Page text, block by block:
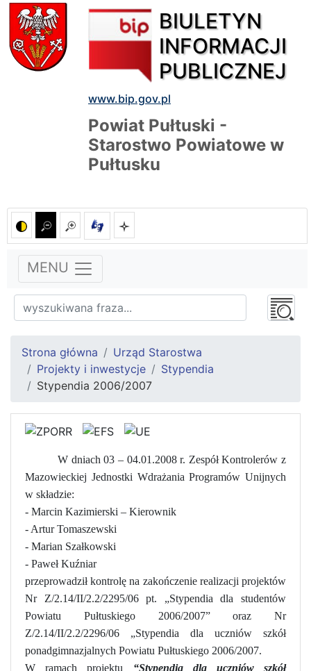
BIULETYN
INFORMACJI
PUBLICZNEJ
www.bip.gov.pl
Powiat Pułtuski -
Starostwo Powiatowe w
Pułtusku
MENU
Strona główna
Urząd Starostwa
Projekty i inwestycje
Stypendia
Stypendia 2006/2007
W dniach 03 – 04.01.2008 r. Zespół Kontrolerów z
Mazowieckiej Jednostki Wdrażania Programów Unijnych
w składzie:
- Marcin Kazimierski – Kierownik
- Artur Tomaszewski
- Marian Szałkowski
- Paweł Kuźniar
przeprowadził kontrolę na zakończenie realizacji projektów
Nr Z/2.14/II/2.2/2295/06 pt. „Stypendia dla studentów
Powiatu Pułtuskiego 2006/2007” oraz Nr
Z/2.14/II/2.2/2296/06 „Stypendia dla uczniów szkół
ponadgimnazjalnych Powiatu Pułtuskiego 2006/2007.
W ramach projektu “Stypendia dla uczniów szkół